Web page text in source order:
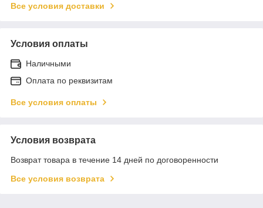
Все условия доставки
Условия оплаты
Наличными
Оплата по реквизитам
Все условия оплаты
Условия возврата
Возврат товара в течение 14 дней по договоренности
Все условия возврата